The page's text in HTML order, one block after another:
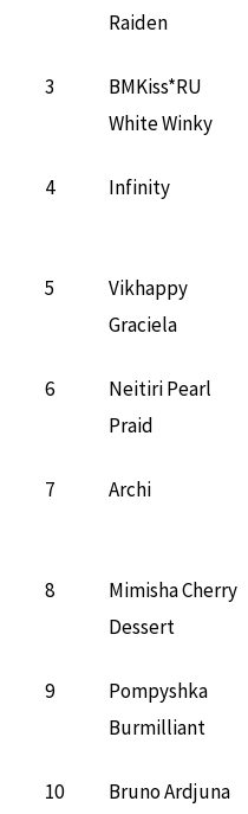
Raiden
3
BMKiss*RU
White Winky
4 Infinity
5
Vikhappy
Graciela
6
Neitiri Pearl
Praid
7 Archi
8
Mimisha Cherry
Dessert
9
Pompyshka
Burmilliant
10
Bruno Ardjuna